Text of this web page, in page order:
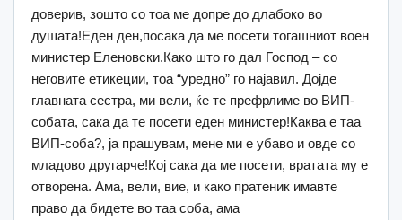
доверив, зошто со тоа ме допре до длабоко во
душата!Еден ден,посака да ме посети тогашниот воен
министер Еленовски.Како што го дал Господ – со
неговите етикеции, тоа “уредно” го најавил. Дојде
главната сестра, ми вели, ќе те префрлиме во ВИП-
собата, сака да те посети еден министер!Каква е таа
ВИП-соба?, ја прашувам, мене ми е убаво и овде со
младово другарче!Кој сака да ме посети, вратата му е
отворена. Ама, вели, вие, и како пратеник имавте
право да бидете во таа соба, ама